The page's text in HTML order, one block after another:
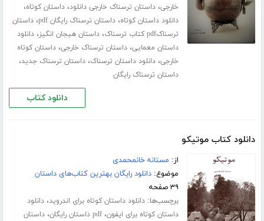
خارجی،داستان ترسناک خارجی دانلود،داستان کوتاه،
دانلود داستان کوتاه،داستان ترسناک رایگان pdf ،داستان
ترسناکpdf کتاب ترسناک
،داستان هیجان انگیز،دانلود
داستان معمایی،داستان ترسناک خارجی،داستان کوتاه
خارجی،دانلود داستان ترسناک،داستان ترسناک جدید،
داستان ترسناک رایگان
دانلود کتاب
دانلود کتاب موتیکو
از: مستانه خانمحمدی
موضوع:دانلود رایگان بهترین کتاب‌های داستان
۳۹ صفحه
برچسب‌ها:دانلود داستان کوتاه برای اندروید،دانلود
داستان کوتاه برای ایفون،pdf داستان رایگان ،داستان